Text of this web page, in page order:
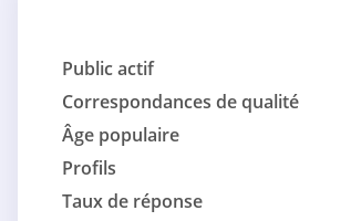
Public actif
Correspondances de qualité
Âge populaire
Profils
Taux de réponse